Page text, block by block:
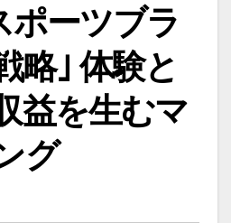
ポーツブラ
略｣ 体験と
益を生むマ
グ